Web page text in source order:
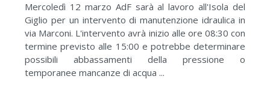
Mercoledì 12 marzo AdF sarà al lavoro all'Isola del
Giglio per un intervento di manutenzione idraulica in
via Marconi. L'intervento avrà inizio alle ore 08:30 con
termine previsto alle 15:00 e potrebbe determinare
possibili abbassamenti della pressione o
temporanee mancanze di acqua ...